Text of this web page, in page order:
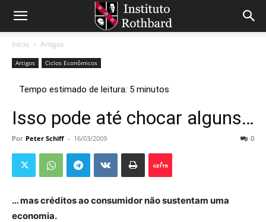
Início Artigos
Artigos Ciclos Econômicos
Isso pode até chocar alguns…
Por Peter Schiff - 16/03/2009 0
… mas créditos ao consumidor não sustentam uma
economia.